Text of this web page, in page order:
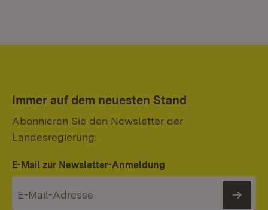
Immer auf dem neuesten Stand
Abonnieren Sie den Newsletter der
Landesregierung.
E-Mail zur Newsletter-Anmeldung